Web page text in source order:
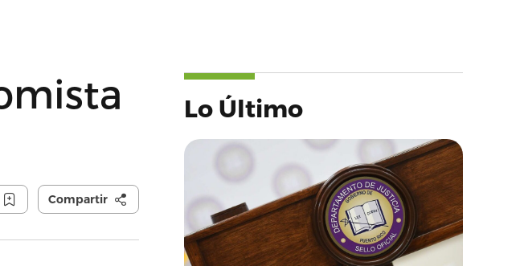
Compartir
Lo Último